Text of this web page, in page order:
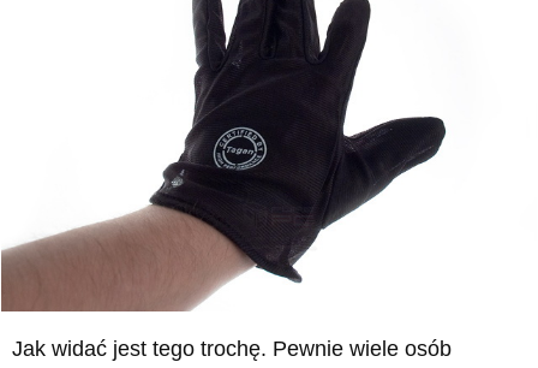
Jak widać jest tego trochę. Pewnie wiele osób